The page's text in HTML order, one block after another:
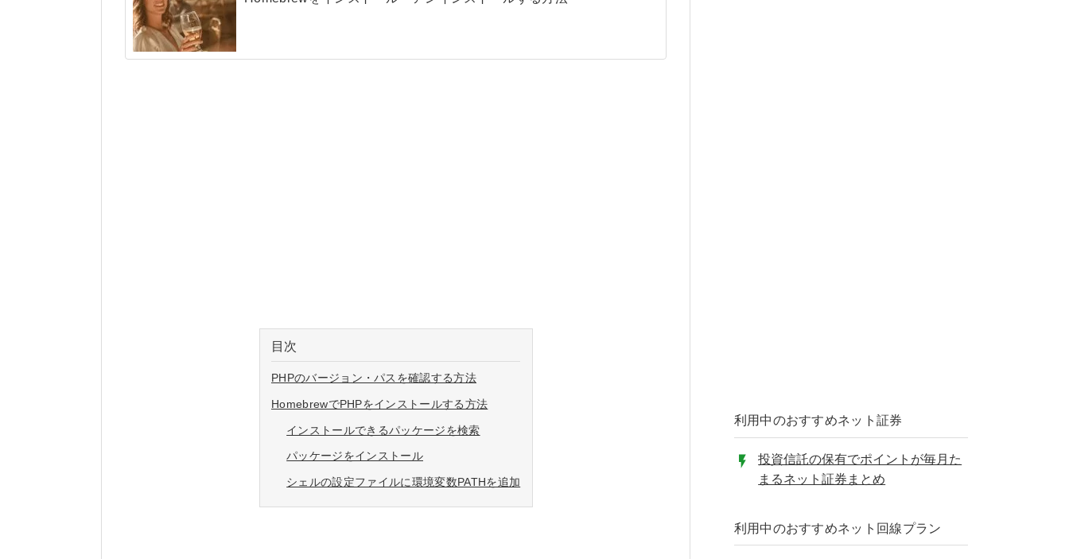
目次
PHPのバージョン・パスを確認する方法
HomebrewでPHPをインストールする方法
インストールできるパッケージを検索
パッケージをインストール
シェルの設定ファイルに環境変数PATHを追加
利用中のおすすめネット証券
投資信託の保有でポイントが毎月た
まるネット証券まとめ
利用中のおすすめネット回線プラン